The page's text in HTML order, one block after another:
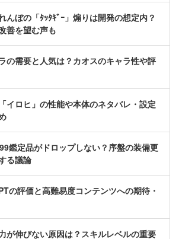
んぼの「ﾀｯﾀｷﾞｰ」煽りは開発の想定内？
善を望む声も
の需要と人気は？カオスのキャラ性や評
イロヒ」の性能や本体のネタバレ・設定
鑑定品がドロップしない？序盤の装備更
る議論
の評価と高難易度コンテンツへの期待・
が伸びない原因は？スキルレベルの重要